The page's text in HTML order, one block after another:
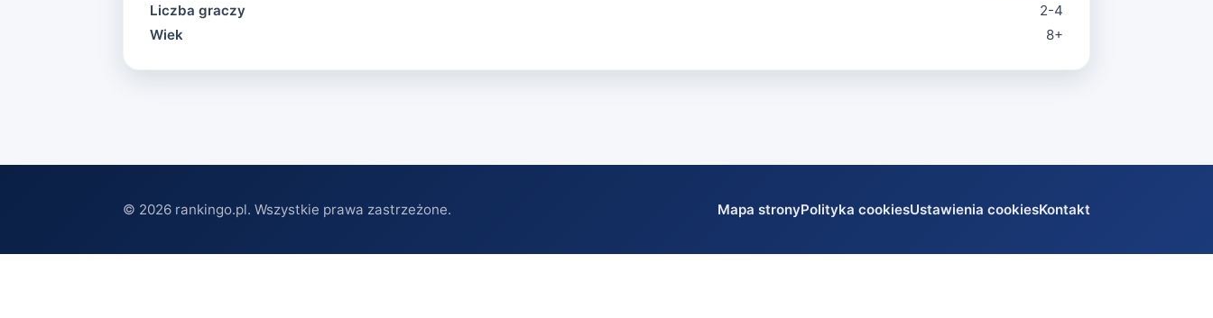
Liczba graczy
2-4
Wiek
8+
© 2026 rankingo.pl. Wszystkie prawa zastrzeżone. Mapa stronyPolityka cookiesUstawienia cookiesKontakt